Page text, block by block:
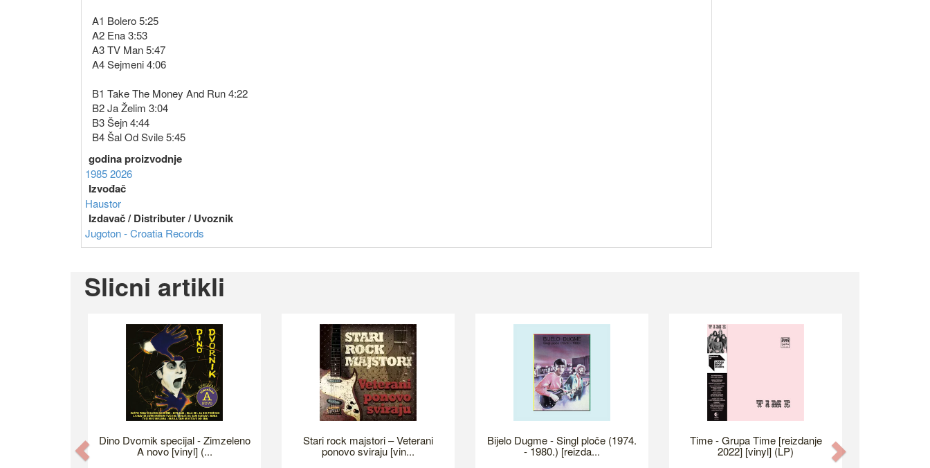
A1 Bolero 5:25
A2 Ena 3:53
A3 TV Man 5:47
A4 Sejmeni 4:06
B1 Take The Money And Run 4:22
B2 Ja Želim 3:04
B3 Šejn 4:44
B4 Šal Od Svile 5:45
godina proizvodnje
19852026
Izvođač
Haustor
Izdavač / Distributer / Uvoznik
Jugoton - Croatia Records
Slicni artikli
Dino Dvornik specijal - Zimzeleno
A novo [vinyl] (...
Stari rock majstori – Veterani
ponovo sviraju [vin...
Bijelo Dugme - Singl ploče (1974.
- 1980.) [reizda...
Time - Grupa Time [reizdanje
2022] [vinyl] (LP)
Previous